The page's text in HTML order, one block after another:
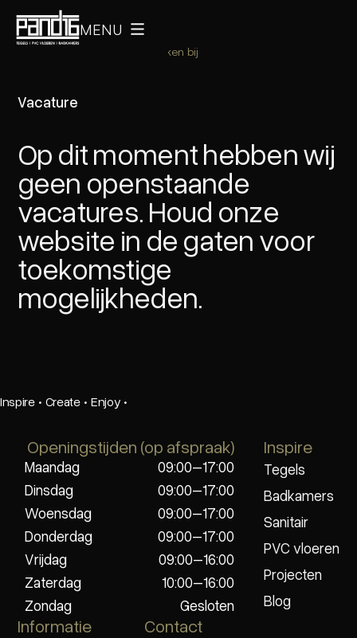
MENU
Werken bij
Vacature
Op dit moment hebben wij
geen openstaande
vacatures. Houd onze
website in de gaten voor
toekomstige
mogelijkheden.
Inspire · Create · Enjoy ·
Openingstijden (op afspraak)
Maandag
09:00–17:00
Dinsdag
09:00–17:00
Woensdag
09:00–17:00
Donderdag
09:00–17:00
Vrijdag
09:00–16:00
Zaterdag
10:00–16:00
Zondag
Gesloten
Inspire
Tegels
Badkamers
Sanitair
PVC vloeren
Projecten
Blog
Informatie Contact